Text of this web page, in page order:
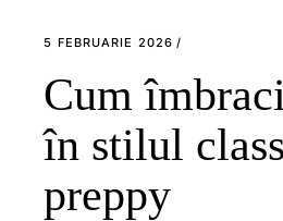
5 FEBRUARIE 2026
Cum
în stilul
preppy